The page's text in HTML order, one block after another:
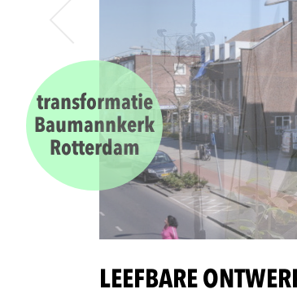
transformatie
Baumannkerk
Rotterdam
LEEFBARE